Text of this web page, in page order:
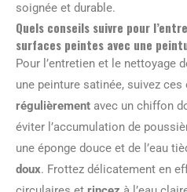
soignée et durable.
Quels conseils suivre pour
surfaces peintes avec une
Pour l’entretien et le nettoyage
une peinture satinée, suivez
régulièrement avec un chiffon
éviter l’accumulation de
une éponge douce et de l’eau
doux. Frottez délicatement en